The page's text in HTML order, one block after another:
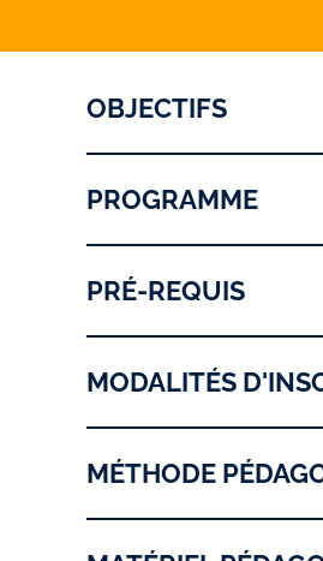
OBJECTIFS
PROGRAMME
PRÉ-REQUIS
MODALITÉS
MÉTHODE